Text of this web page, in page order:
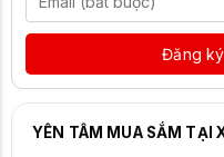
Đăng
YÊN TÂM MUA SẮM TẠI